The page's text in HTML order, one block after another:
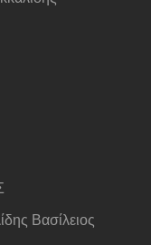
Βασίλειος